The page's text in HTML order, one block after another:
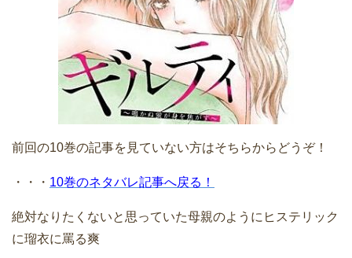
前回の10巻の記事を見ていない方はそちらからどうぞ！
・・・ 10巻のネタバレ記事へ戻る！
絶対なりたくないと思っていた母親のようにヒステリック
に瑠衣に罵る爽